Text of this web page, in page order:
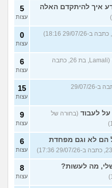
איך להיתקדם האלה 5
עצות
0
עצות
(Lamali, בת 26, כתבה
6
עצות
(אנונימית, בת 25, כתבה ב-29/07/26
15
עצות
לעבוד (בחורה של
9
עצות
הם לא וגם מפחדת
6
עצות
מה לעשות? 8
עצות